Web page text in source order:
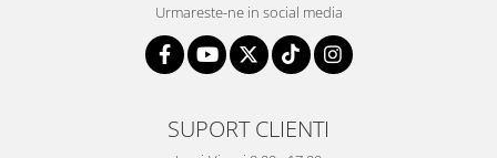
Urmareste-ne in social media
SUPORT CLIENTI